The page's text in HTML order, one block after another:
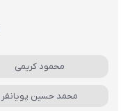
محمود کریمی
محمد حسین پویانفر